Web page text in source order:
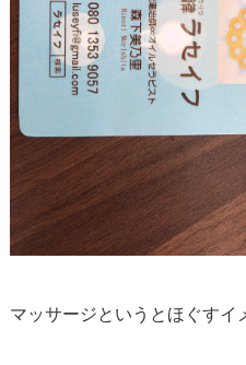
マッサージというとほぐすイ